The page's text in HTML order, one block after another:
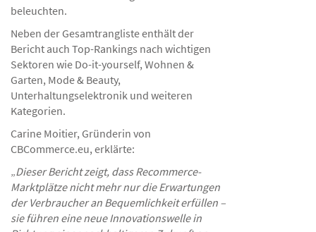
beleuchten.
Neben der Gesamtrangliste enthält der
Bericht auch Top-Rankings nach wichtigen
Sektoren wie Do-it-yourself, Wohnen &
Garten, Mode & Beauty,
Unterhaltungselektronik und weiteren
Kategorien.
Carine Moitier, Gründerin von
CBCommerce.eu, erklärte:
„Dieser Bericht zeigt, dass Recommerce-
Marktplätze nicht mehr nur die Erwartungen
der Verbraucher an Bequemlichkeit erfüllen –
sie führen eine neue Innovationswelle in